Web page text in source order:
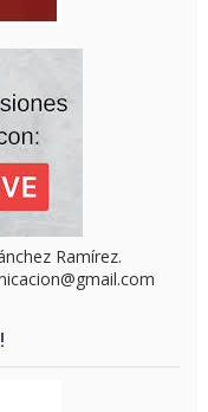
Ramírez.